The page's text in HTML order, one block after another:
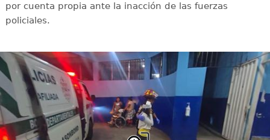
por cuenta propia ante la inacción de las fuerzas
policiales.